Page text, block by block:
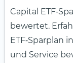
Capital
bewertet.
ETF‑Sparplan
und Service